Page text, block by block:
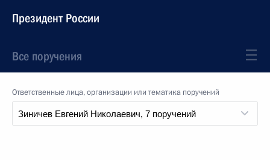
Президент России
Все поручения
Ответственные лица, организации или тематика поручений